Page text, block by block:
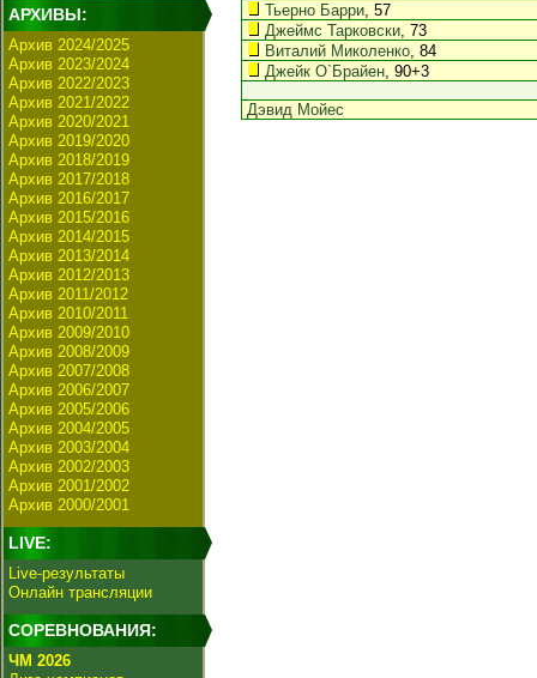
АРХИВЫ:
Архив 2024/2025
Архив 2023/2024
Архив 2022/2023
Архив 2021/2022
Архив 2020/2021
Архив 2019/2020
Архив 2018/2019
Архив 2017/2018
Архив 2016/2017
Архив 2015/2016
Архив 2014/2015
Архив 2013/2014
Архив 2012/2013
Архив 2011/2012
Архив 2010/2011
Архив 2009/2010
Архив 2008/2009
Архив 2007/2008
Архив 2006/2007
Архив 2005/2006
Архив 2004/2005
Архив 2003/2004
Архив 2002/2003
Архив 2001/2002
Архив 2000/2001
LIVE:
Live-результаты
Онлайн трансляции
СОРЕВНОВАНИЯ:
ЧМ 2026
Тьерно Барри, 57
Джеймс Тарковски, 73
Виталий Миколенко, 84
Джейк О`Брайен, 90+3
Дэвид Мойес